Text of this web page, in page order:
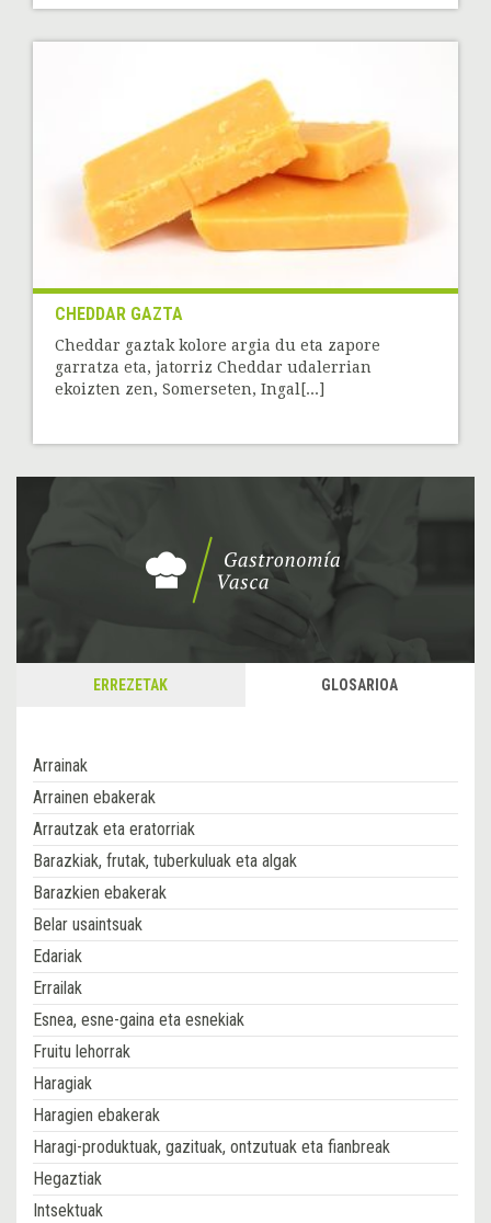
CHEDDAR GAZTA
Cheddar gaztak kolore argia du eta zapore
garratza eta, jatorriz Cheddar udalerrian
ekoizten zen, Somerseten, Ingal[...]
ERREZETAK GLOSARIOA
Arrainak
Arrainen ebakerak
Arrautzak eta eratorriak
Barazkiak, frutak, tuberkuluak eta algak
Barazkien ebakerak
Belar usaintsuak
Edariak
Errailak
Esnea, esne-gaina eta esnekiak
Fruitu lehorrak
Haragiak
Haragien ebakerak
Haragi-produktuak, gazituak, ontzutuak eta fianbreak
Hegaztiak
Intsektuak